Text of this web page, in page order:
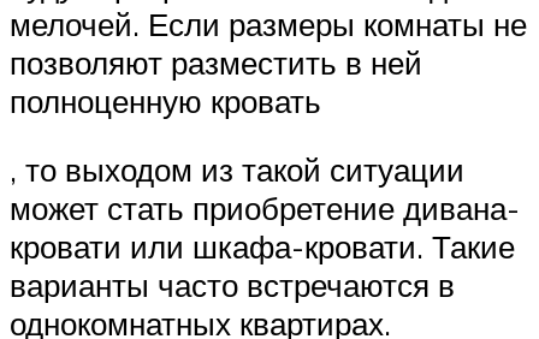
мелочей. Если размеры комнаты не
позволяют разместить в ней
полноценную кровать
, то выходом из такой ситуации
может стать приобретение дивана-
кровати или шкафа-кровати. Такие
варианты часто встречаются в
однокомнатных квартирах.